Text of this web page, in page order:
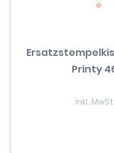
Printy
inkl.